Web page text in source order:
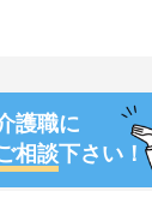
護職に
相談下さい！